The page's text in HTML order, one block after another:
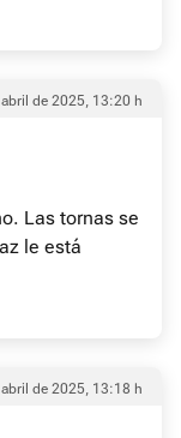
de 2025, 13:20 h
Las tornas se
le está
de 2025, 13:18 h